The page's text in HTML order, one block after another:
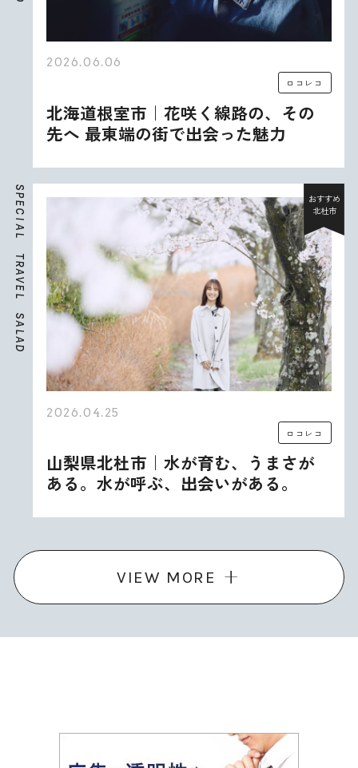
2026.06.06
ロコレコ
北海道根室市｜花咲く線路の、その
先へ 最東端の街で出会った魅力
S
P
E
C
I
A
L
T
R
A
V
E
L
S
A
L
A
D
おすすめ
北杜市
2026.04.25
ロコレコ
山梨県北杜市｜水が育む、うまさが
ある。水が呼ぶ、出会いがある。
VIEW MORE